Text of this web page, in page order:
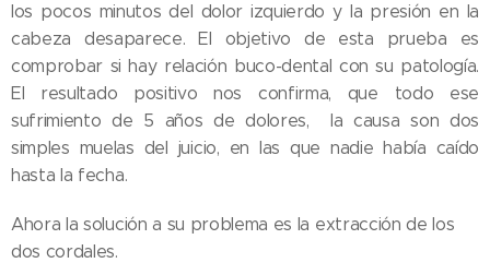
los pocos minutos del dolor izquierdo y la presión en la
cabeza desaparece. El objetivo de esta prueba es
comprobar si hay relación buco-dental con su patología.
El resultado positivo nos confirma, que todo ese
sufrimiento de 5 años de dolores, la causa son dos
simples muelas del juicio, en las que nadie había caído
hasta la fecha.
Ahora la solución a su problema es la extracción de los
dos cordales.